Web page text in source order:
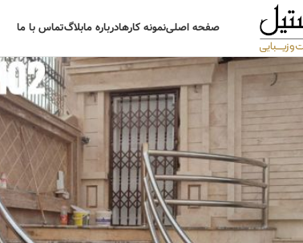
صفحه اصلینمونه کارهادرباره مابلاگتماس با ما